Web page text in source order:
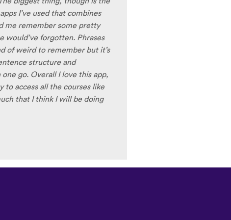
low register voices.
the recordings of your
own voice), it is really helpful
pronunciation for
to have fun with this app
of Turkish before my holiday